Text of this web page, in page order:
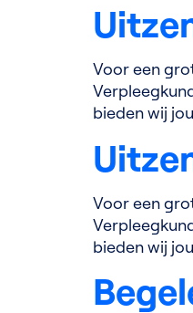
Voor een
bieden wij
Voor een
bieden wij